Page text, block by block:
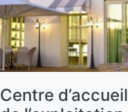
Centre d’accueil